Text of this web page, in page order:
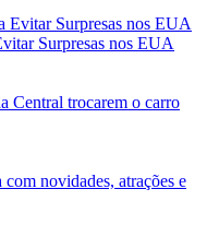
Surpresas nos EUA
Central trocarem o carro
novidades, atrações e